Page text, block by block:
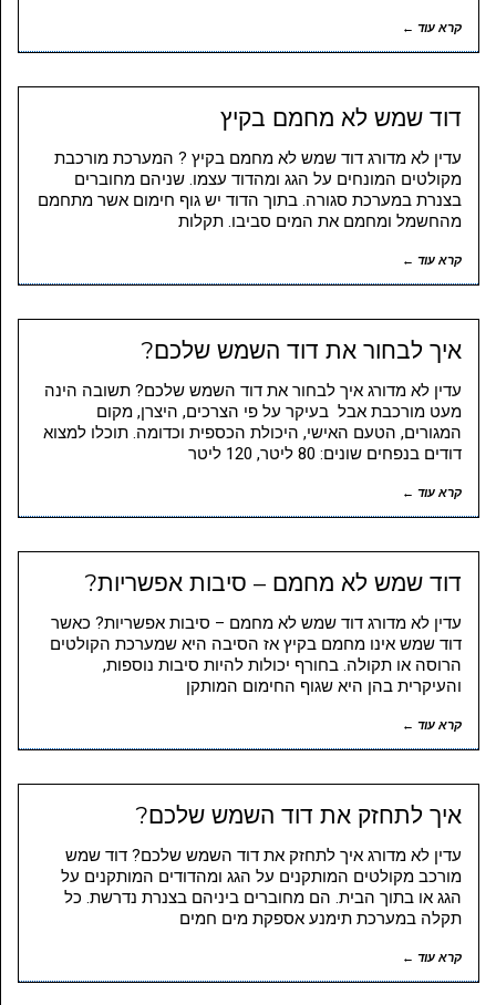
קרא עוד ←
דוד שמש לא מחמם בקיץ
עדין לא מדורג דוד שמש לא מחמם בקיץ ? המערכת מורכבת
מקולטים המונחים על הגג ומהדוד עצמו. שניהם מחוברים
בצנרת במערכת סגורה. בתוך הדוד יש גוף חימום אשר מתחמם
מהחשמל ומחמם את המים סביבו. תקלות
קרא עוד ←
איך לבחור את דוד השמש שלכם?
עדין לא מדורג איך לבחור את דוד השמש שלכם? תשובה הינה
מעט מורכבת אבל בעיקר על פי הצרכים, היצרן, מקום
המגורים, הטעם האישי, היכולת הכספית וכדומה. תוכלו למצוא
דודים בנפחים שונים: 80 ליטר, 120 ליטר
קרא עוד ←
דוד שמש לא מחמם – סיבות אפשריות?
עדין לא מדורג דוד שמש לא מחמם – סיבות אפשריות? כאשר
דוד שמש אינו מחמם בקיץ אז הסיבה היא שמערכת הקולטים
הרוסה או תקולה. בחורף יכולות להיות סיבות נוספות,
והעיקרית בהן היא שגוף החימום המותקן
קרא עוד ←
איך לתחזק את דוד השמש שלכם?
עדין לא מדורג איך לתחזק את דוד השמש שלכם? דוד שמש
מורכב מקולטים המותקנים על הגג ומהדודים המותקנים על
הגג או בתוך הבית. הם מחוברים ביניהם בצנרת נדרשת. כל
תקלה במערכת תימנע אספקת מים חמים
קרא עוד ←